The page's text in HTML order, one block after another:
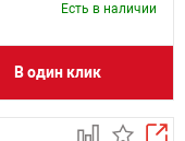
Есть в наличии
В один клик